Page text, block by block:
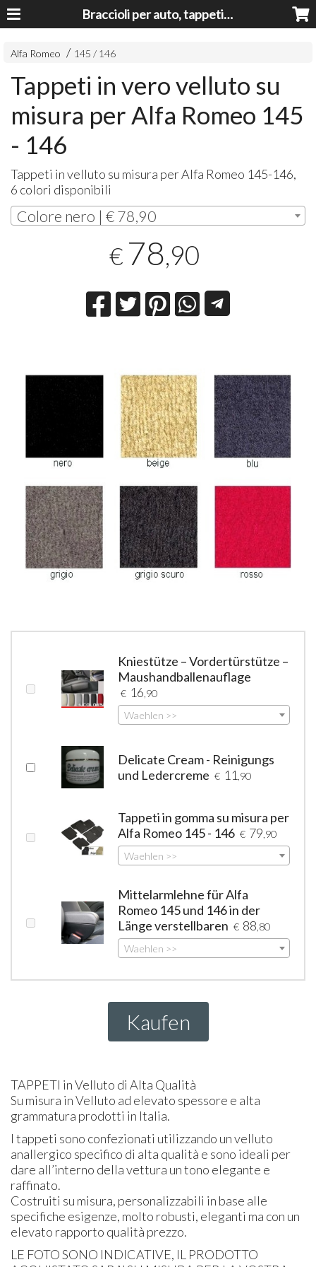
Braccioli per auto, tappeti auto, accessori auto MADE IN ITALY - Armrests, Mittelarmlehnen, Accoundoirs
Alfa Romeo 145 / 146
Tappeti in vero velluto su
misura per Alfa Romeo 145
- 146
Tappeti in velluto su misura per Alfa Romeo 145-146,
6 colori disponibili
Colore nero | € 78,90
€ 78,90
Kniestütze – Vordertürstütze –
Maushandballenauflage
€ 16 ,90
Waehlen >>
Delicate Cream - Reinigungs
und Ledercreme € 11 ,90
Tappeti in gomma su misura per
Alfa Romeo 145 - 146 € 79 ,90
Waehlen >>
Mittelarmlehne für Alfa
Romeo 145 und 146 in der
Länge verstellbaren € 88 ,80
Waehlen >>
Kaufen
TAPPETI in Velluto di Alta Qualità
Su misura in Velluto ad elevato spessore e alta
grammatura prodotti in Italia.
I tappeti sono confezionati utilizzando un velluto
anallergico specifico di alta qualità e sono ideali per
dare all’interno della vettura un tono elegante e
raffinato.
Costruiti su misura, personalizzabili in base alle
specifiche esigenze, molto robusti, eleganti ma con un
elevato rapporto qualità prezzo.
LE FOTOSONO INDICATIVE, IL PRODOTTO